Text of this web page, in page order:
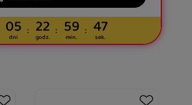
dni
05 godz.
22 min.
59 sek.
46